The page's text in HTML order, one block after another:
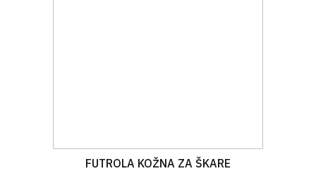
FUTROLA KOŽNA ZA ŠKARE